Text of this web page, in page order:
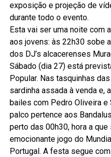
exposição e projeção de
durante todo o evento.
Esta vai ser uma noite com
aos jovens: às 22h30 sobe
dos DJ’s alcacerenses
Sábado (dia 27) está
Popular. Nas tasquinhas
sardinha assada à venda e,
bailes com Pedro Oliveira e
palco pertence aos
perto das 00h30, hora a
emocionante jogo do
Portugal. A festa segue